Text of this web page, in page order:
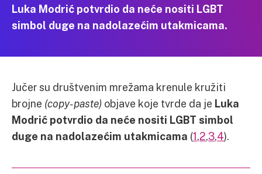
Luka Modrić potvrdio da neće nositi LGBT
simbol duge na nadolazećim utakmicama.
Jučer su društvenim mrežama krenule kružiti
brojne (copy-paste) objave koje tvrde da je Luka
Modrić potvrdio da neće nositi LGBT simbol
duge na nadolazećim utakmicama (1,2,3,4).